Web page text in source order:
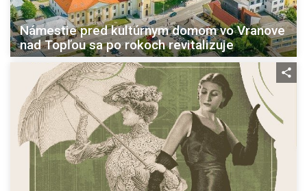
Námestie pred kultúrnym domom vo Vranove
nad Topľou sa po rokoch revitalizuje